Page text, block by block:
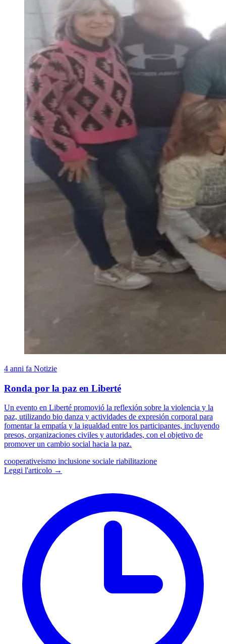
4 anni fa Notizie
Ronda por la paz en Liberté
Un evento en Liberté promovió la reflexión sobre la violencia y la
paz, utilizando bio danza y actividades de expresión corporal para
fomentar la empatía y la igualdad entre los participantes, incluyendo
presos, organizaciones civiles y autoridades, con el objetivo de
promover un cambio social hacia la paz.
cooperativeismo inclusione sociale riabilitazione
Leggi l'articolo →